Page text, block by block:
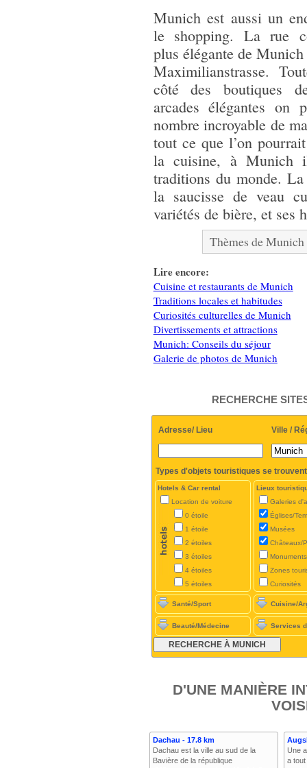
Munich est aussi un
le shopping. La rue
plus élégante de
Maximilianstrasse.
côté des boutiques
arcades élégantes on
nombre incroyable de
tout ce que l’on
la cuisine, à Munich
traditions du monde.
la saucisse de veau
variétés de bière, et ses
Thèmes de
Lire encore:
Cuisine et restaurants de Munich
Traditions locales et habitudes
Curiosités culturelles de Munich
Divertissements et attractions
Munich: Conseils du séjour
Galerie de photos de Munich
RECHERCHE
Adresse/ Lieu Ville /
Types d'objets touristiques se trouvent
Hotels & Car rental
Location de voiture
0 étoile
1 étoile
2 étoiles
3 étoiles
4 étoiles
5 étoiles
Lieux
Galeries
Églises/
Musées
Châteaux/
Monuments
Zones
Curiosités
Santé/Sport Cuisine/
Beauté/Médecine Services
D'UNE MANIÈRE
Dachau - 17.8 km
Dachau est la ville au sud de la
Bavière de la république
Une
a